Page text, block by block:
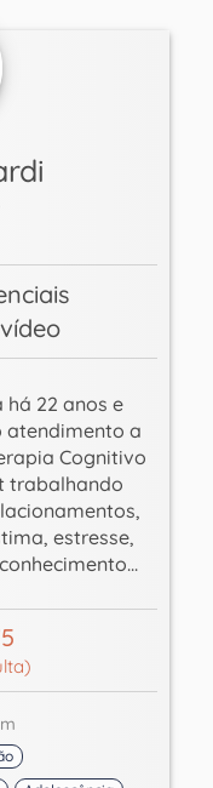
há 22 anos e
atendimento a
Cognitivo
trabalhando
estresse,